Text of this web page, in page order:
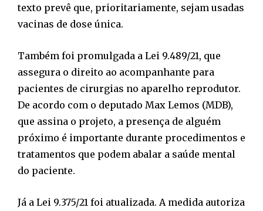
texto prevê que, prioritariamente, sejam usadas
vacinas de dose única.
Também foi promulgada a Lei 9.489/21, que
assegura o direito ao acompanhante para
pacientes de cirurgias no aparelho reprodutor.
De acordo com o deputado Max Lemos (MDB),
que assina o projeto, a presença de alguém
próximo é importante durante procedimentos e
tratamentos que podem abalar a saúde mental
do paciente.
Já a Lei 9.375/21 foi atualizada. A medida autoriza